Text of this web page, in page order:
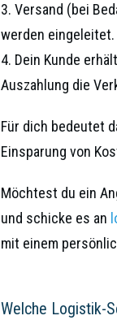
3. Versand (bei
werden eingeleitet.
4. Dein Kunde
Auszahlung die
Für dich bedeutet
Einsparung von
Möchtest du ein
und schicke es an
mit einem
Welche Logistik-